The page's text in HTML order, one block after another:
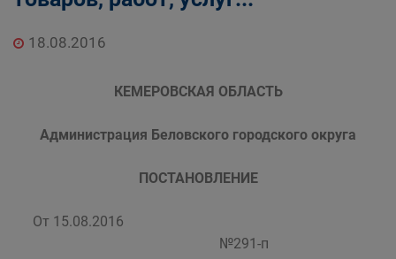
18.08.2016
КЕМЕРОВСКАЯ ОБЛАСТЬ
Администрация Беловского городского округа
ПОСТАНОВЛЕНИЕ
От 15.08.2016
№291-п